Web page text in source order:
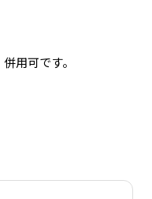
ます。
用可です。